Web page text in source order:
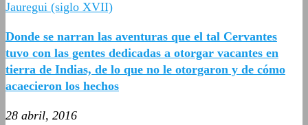
Donde se narran las aventuras que el tal Cervantes
tuvo con las gentes dedicadas a otorgar vacantes en
tierra de Indias, de lo que no le otorgaron y de cómo
acaecieron los hechos
28 abril, 2016